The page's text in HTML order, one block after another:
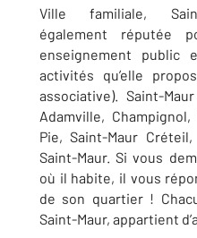
Ville familiale,
également réputée
enseignement public
activités qu’elle
associative). Saint-
Adamville,
Pie, Saint-Maur
Saint-Maur. Si vous
où il habite, il vous
de son quartier !
Saint-Maur, appartient